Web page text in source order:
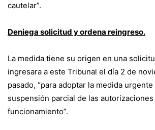
cautelar”.
Deniega solicitud y ordena reingreso.
La medida tiene su origen en una
ingresara a este Tribunal el día 2 de
pasado, “para adoptar la medida
suspensión parcial de las autorizaciones
funcionamiento”.